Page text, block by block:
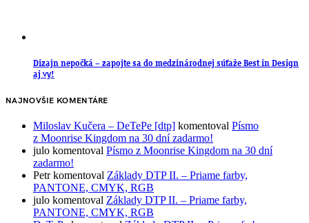
Dizajn nepočká – zapojte sa do medzinárodnej súťaže Best in Design
aj vy!
NAJNOVŠIE KOMENTÁRE
Miloslav Kučera – DeTePe [dtp] komentoval Písmo
z Moonrise Kingdom na 30 dní zadarmo!
julo komentoval Písmo z Moonrise Kingdom na 30 dní
zadarmo!
Petrkomentoval Základy DTP II. – Priame farby,
PANTONE, CMYK, RGB
julo komentoval Základy DTP II. – Priame farby,
PANTONE, CMYK, RGB